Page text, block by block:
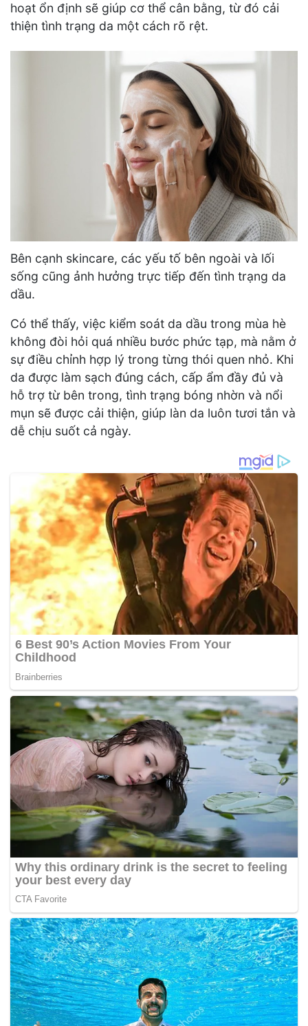
hoạt ổn định sẽ giúp cơ thể cân bằng, từ đó cải
thiện tình trạng da một cách rõ rệt.
Bên cạnh skincare, các yếu tố bên ngoài và lối
sống cũng ảnh hưởng trực tiếp đến tình trạng da
dầu.
Có thể thấy, việc kiểm soát da dầu trong mùa hè
không đòi hỏi quá nhiều bước phức tạp, mà nằm ở
sự điều chỉnh hợp lý trong từng thói quen nhỏ. Khi
da được làm sạch đúng cách, cấp ẩm đầy đủ và
hỗ trợ từ bên trong, tình trạng bóng nhờn và nổi
mụn sẽ được cải thiện, giúp làn da luôn tươi tắn và
dễ chịu suốt cả ngày.